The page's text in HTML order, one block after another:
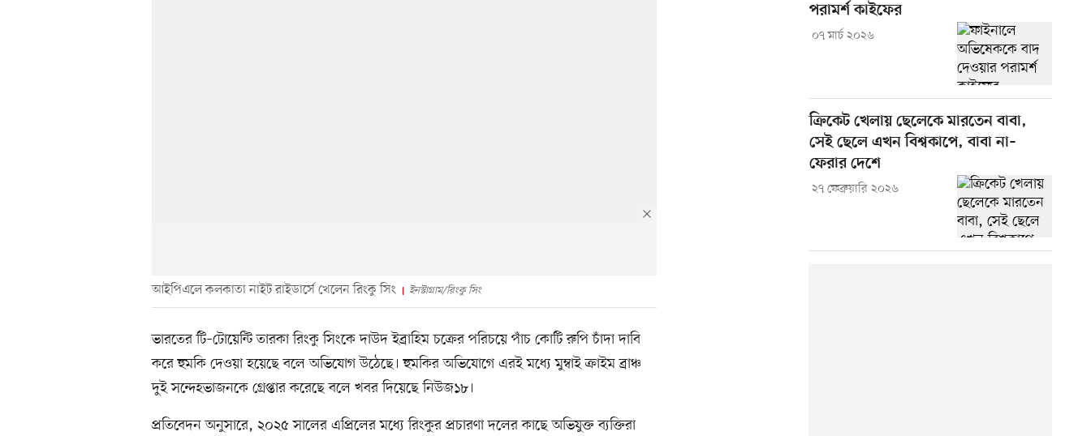
আইপিএলে কলকাতা নাইট রাইডার্সে খেলেন রিংকু সিং ইনস্টাগ্রাম/রিংকু সিং
ভারতের টি–টোয়েন্টি তারকা রিংকু সিংকে দাউদ ইব্রাহিম চক্রের পরিচয়ে পাঁচ কোটি রুপি চাঁদা দাবি
করে হুমকি দেওয়া হয়েছে বলে অভিযোগ উঠেছে। হুমকির অভিযোগে এরই মধ্যে মুম্বাই ক্রাইম ব্রাঞ্চ
দুই সন্দেহভাজনকে গ্রেপ্তার করেছে বলে খবর দিয়েছে নিউজ১৮।
প্রতিবেদন অনুসারে, ২০২৫ সালের এপ্রিলের মধ্যে রিংকুর প্রচারণা দলের কাছে অভিযুক্ত ব্যক্তিরা
পরামর্শ কাইফের
০৭ মার্চ ২০২৬
ক্রিকেট খেলায় ছেলেকে মারতেন বাবা,
সেই ছেলে এখন বিশ্বকাপে, বাবা না–
ফেরার দেশে
২৭ ফেব্রুয়ারি ২০২৬